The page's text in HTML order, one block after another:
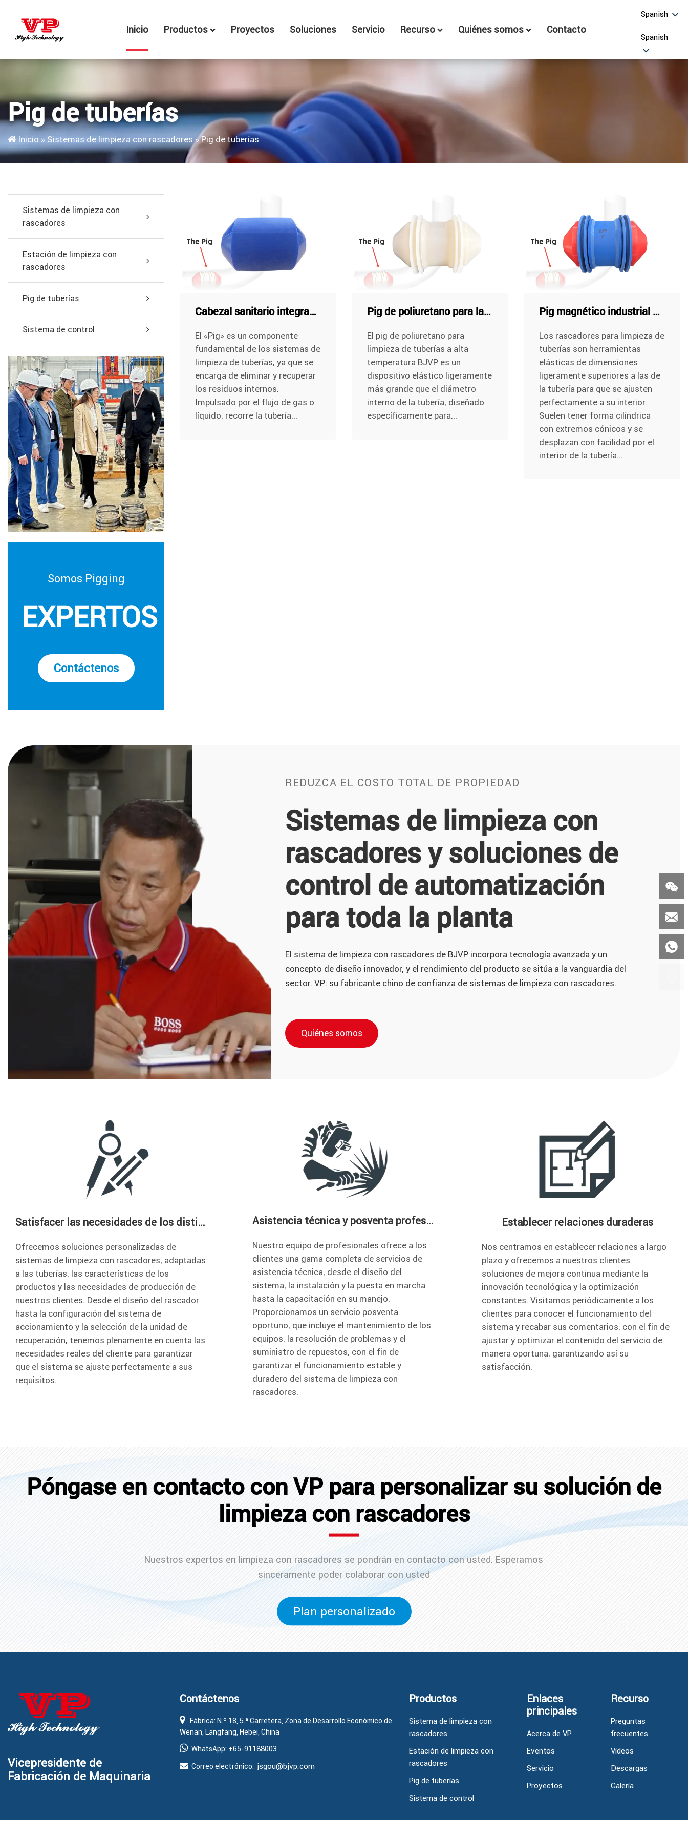
Inicio Productos Proyectos Soluciones Servicio Recurso Quiénes somos Contacto
Spanish
Spanish
Pig de tuberías
Inicio » Sistemas de limpieza con rascadores»Pig de tuberías
Sistemas de limpieza con
rascadores
Estación de limpieza con
rascadores
Pig de tuberías
Sistema de control
Somos Pigging
EXPERTOS
Contáctenos
Cabezal sanitario integrado para la limpieza de tuberías sanitarias
El «Pig» es un componente
fundamental de los sistemas de
limpieza de tuberías, ya que se
encarga de eliminar y recuperar
los residuos internos.
Impulsado por el flujo de gas o
líquido, recorre la tubería...
Pig de poliuretano para la limpieza de tuberías a alta temperatura
El pig de poliuretano para
limpieza de tuberías a alta
temperatura BJVP es un
dispositivo elástico ligeramente
más grande que el diámetro
interno de la tubería, diseñado
específicamente para...
Pig magnético industrial para la limpieza de tuberías, con tamaños y materiales personalizables
Los rascadores para limpieza de
tuberías son herramientas
elásticas de dimensiones
ligeramente superiores a las de
la tubería para que se ajusten
perfectamente a su interior.
Suelen tener forma cilíndrica
con extremos cónicos y se
desplazan con facilidad por el
interior de la tubería...
REDUZCA EL COSTO TOTAL DE PROPIEDAD
Sistemas de limpieza con
rascadores y soluciones de
control de automatización
para toda la planta
El sistema de limpieza con rascadores de BJVP incorpora tecnología avanzada y un
concepto de diseño innovador, y el rendimiento del producto se sitúa a la vanguardia del
sector. VP: su fabricante chino de confianza de sistemas de limpieza con rascadores.
Quiénes somos
Satisfacer las necesidades de los distintos clientes
Ofrecemos soluciones personalizadas de
sistemas de limpieza con rascadores, adaptadas
a las tuberías, las características de los
productos y las necesidades de producción de
nuestros clientes. Desde el diseño del rascador
hasta la configuración del sistema de
accionamiento y la selección de la unidad de
recuperación, tenemos plenamente en cuenta las
necesidades reales del cliente para garantizar
que el sistema se ajuste perfectamente a sus
requisitos.
Asistencia técnica y posventa profesional
Nuestro equipo de profesionales ofrece a los
clientes una gama completa de servicios de
asistencia técnica, desde el diseño del
sistema, la instalación y la puesta en marcha
hasta la capacitación en su manejo.
Proporcionamos un servicio posventa
oportuno, que incluye el mantenimiento de los
equipos, la resolución de problemas y el
suministro de repuestos, con el fin de
garantizar el funcionamiento estable y
duradero del sistema de limpieza con
rascadores.
Establecer relaciones duraderas
Nos centramos en establecer relaciones a largo
plazo y ofrecemos a nuestros clientes
soluciones de mejora continua mediante la
innovación tecnológica y la optimización
constantes. Visitamos periódicamente a los
clientes para conocer el funcionamiento del
sistema y recabar sus comentarios, con el fin de
ajustar y optimizar el contenido del servicio de
manera oportuna, garantizando así su
satisfacción.
Póngase en contacto con VP para personalizar su solución de
limpieza con rascadores
Nuestros expertos en limpieza con rascadores se pondrán en contacto con usted. Esperamos
sinceramente poder colaborar con usted
Plan personalizado
Vicepresidente de
Fabricación de Maquinaria
Contáctenos
Fábrica: N.º 18, 5.ª Carretera, Zona de Desarrollo Económico de
Wenan, Langfang, Hebei, China
WhatsApp: +65-91188003
Correo electrónico: jsgou@bjvp.com
Productos
Sistema de limpieza con
rascadores
Estación de limpieza con
rascadores
Pig de tuberías
Sistema de control
Enlaces
principales
Acerca de VP
Eventos
Servicio
Proyectos
Recurso
Preguntas
frecuentes
Vídeos
Descargas
Galería


